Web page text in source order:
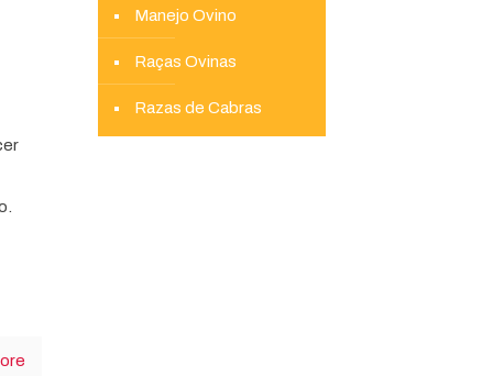
Manejo Ovino
Raças Ovinas
Razas de Cabras